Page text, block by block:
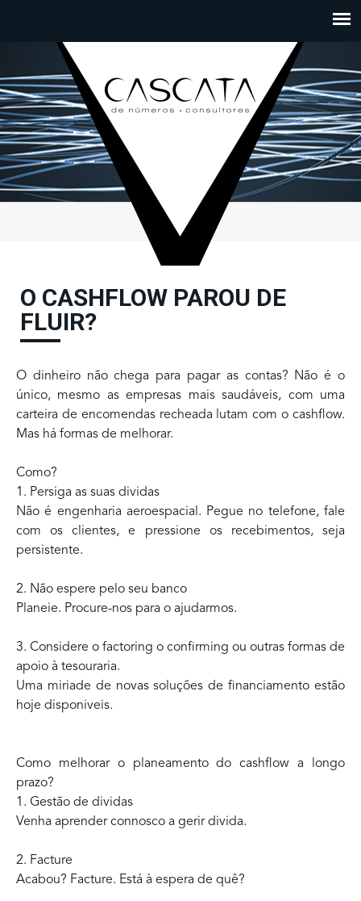
O CASHFLOW PAROU DE
FLUIR?
O dinheiro não chega para pagar as contas? Não é o
único, mesmo as empresas mais saudáveis, com uma
carteira de encomendas recheada lutam com o cashflow.
Mas há formas de melhorar.
Como?
1. Persiga as suas dividas
Não é engenharia aeroespacial. Pegue no telefone, fale
com os clientes, e pressione os recebimentos, seja
persistente.
2. Não espere pelo seu banco
Planeie. Procure-nos para o ajudarmos.
3. Considere o factoring o confirming ou outras formas de
apoio à tesouraria.
Uma miriade de novas soluções de financiamento estão
hoje disponiveis.
Como melhorar o planeamento do cashflow a longo
prazo?
1. Gestão de dividas
Venha aprender connosco a gerir divida.
2. Facture
Acabou? Facture. Está à espera de quê?